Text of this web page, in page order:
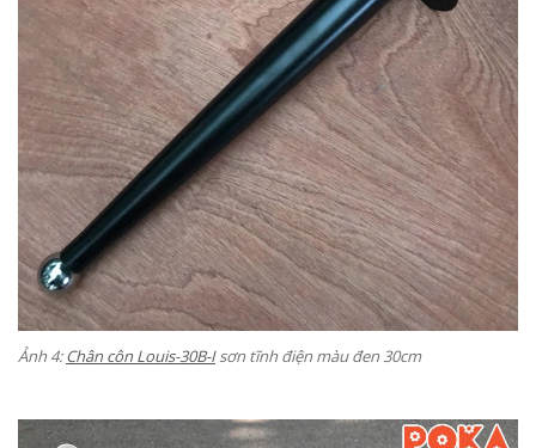
Ảnh 4:Chân côn Louis-30B-Isơn tĩnh điện màu đen 30cm